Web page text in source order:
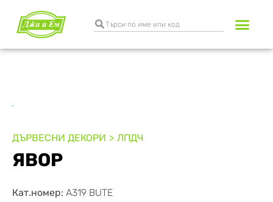
ДЪРВЕСНИ ДЕКОРИ ЛПДЧ
ЯВОР
Кат.номер: А319 BUTE